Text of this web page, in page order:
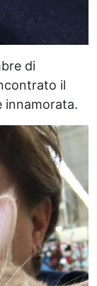
di
il
innamorata.